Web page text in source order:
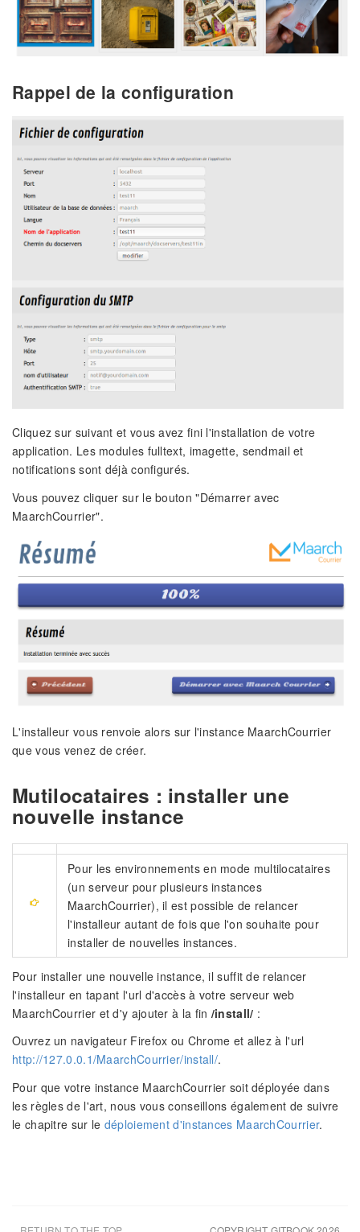
Rappel de la configuration
Cliquez sur suivant et vous avez fini l'installation de votre
application. Les modules fulltext, imagette, sendmail et
notifications sont déjà configurés.
Vous pouvez cliquer sur le bouton "Démarrer avec
MaarchCourrier".
L'installeur vous renvoie alors sur l'instance MaarchCourrier
que vous venez de créer.
Mutilocataires : installer une
nouvelle instance
Pour les environnements en mode multilocataires
(un serveur pour plusieurs instances
MaarchCourrier), il est possible de relancer
l'installeur autant de fois que l'on souhaite pour
installer de nouvelles instances.
Pour installer une nouvelle instance, il suffit de relancer
l'installeur en tapant l'url d'accès à votre serveur web
MaarchCourrier et d'y ajouter à la fin /install/ :
Ouvrez un navigateur Firefox ou Chrome et allez à l'url
http://127.0.0.1/MaarchCourrier/install/.
Pour que votre instance MaarchCourrier soit déployée dans
les règles de l'art, nous vous conseillons également de suivre
le chapitre sur le déploiement d'instances MaarchCourrier.